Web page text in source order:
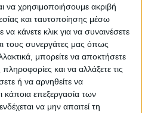
να χρησιμοποιήσουμε ακριβή
και ταυτοποίησης μέσω
κάνετε κλικ για να συναινέσετε
τους συνεργάτες μας όπως
μπορείτε να αποκτήσετε
και να αλλάξετε τις
ή να αρνηθείτε να
κάποια επεξεργασία των
να μην απαιτεί τη
υπάρξει κατά
έχουν μεταδοθεί
εντατικής
να είναι
κανένα παθογόνο.